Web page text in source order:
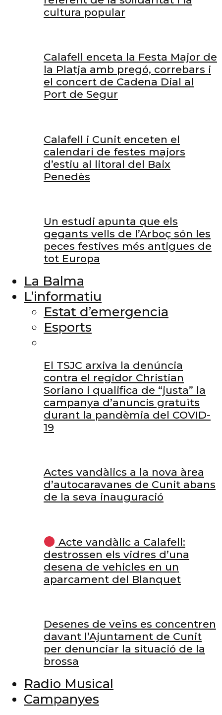
cultura popular
Calafell enceta la Festa Major de
la Platja amb pregó, correbars i
el concert de Cadena Dial al
Port de Segur
Calafell i Cunit enceten el
calendari de festes majors
d’estiu al litoral del Baix
Penedès
Un estudi apunta que els
gegants vells de l’Arboç són les
peces festives més antigues de
tot Europa
La Balma
L’informatiu
Estat d’emergencia
Esports
El TSJC arxiva la denúncia
contra el regidor Christian
Soriano i qualifica de “justa” la
campanya d’anuncis gratuïts
durant la pandèmia del COVID-
19
Actes vandàlics a la nova àrea
d’autocaravanes de Cunit abans
de la seva inauguració
Acte vandàlic a Calafell:
destrossen els vidres d’una
desena de vehicles en un
aparcament del Blanquet
Desenes de veïns es concentren
davant l’Ajuntament de Cunit
per denunciar la situació de la
brossa
Radio Musical
Campanyes